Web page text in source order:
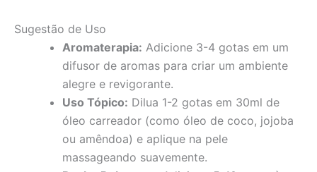
Sugestão de Uso
Aromaterapia: Adicione 3-4 gotas em um
difusor de aromas para criar um ambiente
alegre e revigorante.
Uso Tópico: Dilua 1-2 gotas em 30ml de
óleo carreador (como óleo de coco, jojoba
ou amêndoa) e aplique na pele
massageando suavemente.